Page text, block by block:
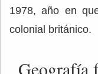
1978, año en
colonial británico.
Geografía